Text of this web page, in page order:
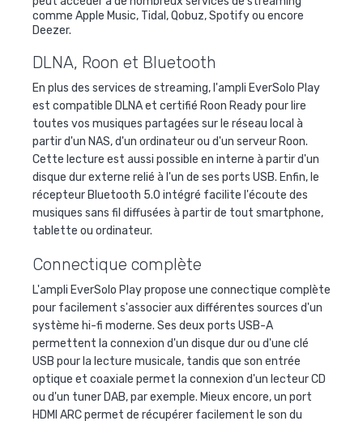
comme Apple Music, Tidal, Qobuz, Spotify ou encore
Deezer.
DLNA, Roon et Bluetooth
En plus des services de streaming, l'ampli EverSolo Play
est compatible DLNA et certifié Roon Ready pour lire
toutes vos musiques partagées sur le réseau local à
partir d'un NAS, d'un ordinateur ou d'un serveur Roon.
Cette lecture est aussi possible en interne à partir d'un
disque dur externe relié à l'un de ses ports USB. Enfin, le
récepteur Bluetooth 5.0 intégré facilite l'écoute des
musiques sans fil diffusées à partir de tout smartphone,
tablette ou ordinateur.
Connectique complète
L'ampli EverSolo Play propose une connectique complète
pour facilement s'associer aux différentes sources d'un
système hi-fi moderne. Ses deux ports USB-A
permettent la connexion d'un disque dur ou d'une clé
USB pour la lecture musicale, tandis que son entrée
optique et coaxiale permet la connexion d'un lecteur CD
ou d'un tuner DAB, par exemple. Mieux encore, un port
HDMI ARC permet de récupérer facilement le son du